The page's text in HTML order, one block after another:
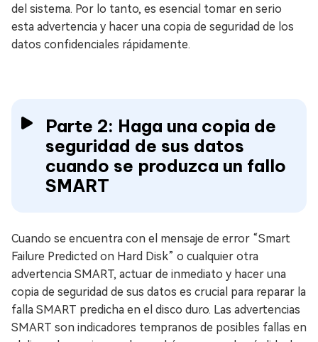
del sistema. Por lo tanto, es esencial tomar en serio
esta advertencia y hacer una copia de seguridad de los
datos confidenciales rápidamente.
Parte 2: Haga una copia de
seguridad de sus datos
cuando se produzca un fallo
SMART
Cuando se encuentra con el mensaje de error “Smart
Failure Predicted on Hard Disk” o cualquier otra
advertencia SMART, actuar de inmediato y hacer una
copia de seguridad de sus datos es crucial para reparar la
falla SMART predicha en el disco duro. Las advertencias
SMART son indicadores tempranos de posibles fallas en